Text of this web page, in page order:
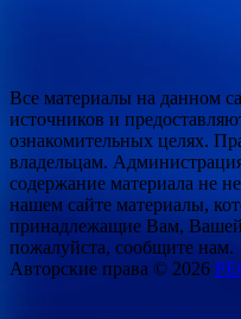
Все материалы на данном
источников и
ознакомительных целях.
владельцам.
содержание материала не
нашем сайте материалы,
принадлежащие Вам,
пожалуйста, сообщите нам.
Авторские права © 2026